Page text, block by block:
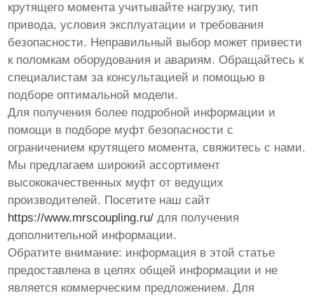
крутящего моментаучитывайте нагрузку, тип
привода, условия эксплуатации и требования
безопасности. Неправильный выбор может привести
к поломкам оборудования и авариям. Обращайтесь к
специалистам за консультацией и помощью в
подборе оптимальной модели.
Для получения более подробной информации и
помощи в подборе муфт безопасности с
ограничением крутящего момента, свяжитесь с нами.
Мы предлагаем широкий ассортимент
высококачественных муфт от ведущих
производителей. Посетите наш сайт
https://www.mrscoupling.ru/ для получения
дополнительной информации.
Обратите внимание: информация в этой статье
предоставлена в целях общей информации и не
является коммерческим предложением. Для